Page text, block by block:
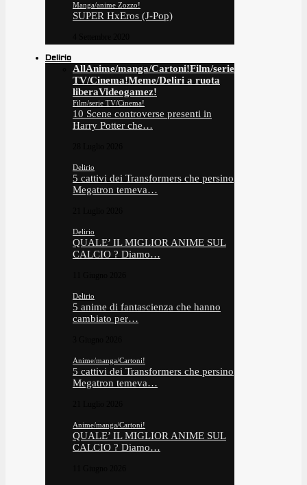
Manga/anime Zozzo!
SUPER HxEros (J-Pop)
Delirio
AllAnime/manga/Cartoni!Film/serie
TV/Cinema!Meme/Deliri a ruota
liberaVideogamez!
Film/serie TV/Cinema!
10 Scene controverse presenti in
Harry Potter che…
Delirio
5 cattivi dei Transformers che persino
Megatron temeva…
Delirio
QUALE’ IL MIGLIOR ANIME SUL
CALCIO ? Diamo…
Delirio
5 anime di fantascienza che hanno
cambiato per…
Anime/manga/Cartoni!
5 cattivi dei Transformers che persino
Megatron temeva…
Anime/manga/Cartoni!
QUALE’ IL MIGLIOR ANIME SUL
CALCIO ? Diamo…